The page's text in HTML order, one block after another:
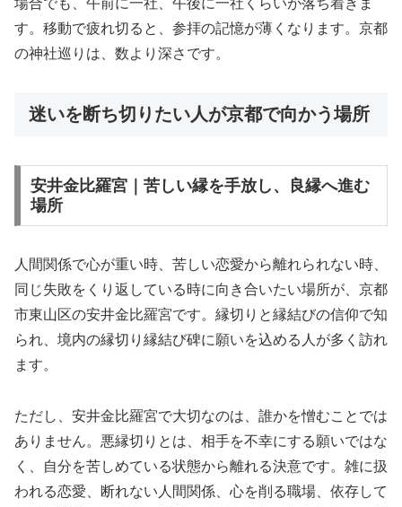
場合でも、午前に一社、午後に一社くらいが落ち着きま
す。移動で疲れ切ると、参拝の記憶が薄くなります。京都
の神社巡りは、数より深さです。
迷いを断ち切りたい人が京都で向かう場所
安井金比羅宮｜苦しい縁を手放し、良縁へ進む
場所
人間関係で心が重い時、苦しい恋愛から離れられない時、
同じ失敗をくり返している時に向き合いたい場所が、京都
市東山区の安井金比羅宮です。縁切りと縁結びの信仰で知
られ、境内の縁切り縁結び碑に願いを込める人が多く訪れ
ます。
ただし、安井金比羅宮で大切なのは、誰かを憎むことでは
ありません。悪縁切りとは、相手を不幸にする願いではな
く、自分を苦しめている状態から離れる決意です。雑に扱
われる恋愛、断れない人間関係、心を削る職場、依存して